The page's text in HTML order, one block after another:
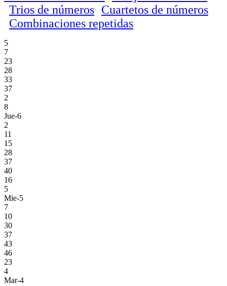
Trios de números Cuartetos de números
Combinaciones repetidas
5
7
23
28
33
37
2
8
Jue-6
2
11
15
28
37
40
16
5
Mie-5
7
10
30
37
43
46
23
4
Mar-4